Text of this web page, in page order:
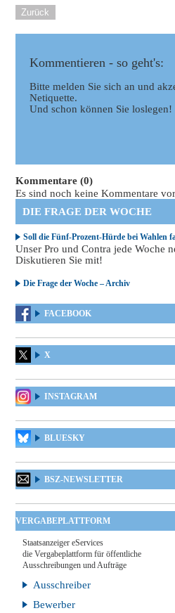
Zurück
Kommentieren - so geht's:
Bitte melden Sie sich an und
Netiquette.
Und schon können Sie loslegen!
Kommentare (0)
Es sind noch keine Kommentare
DIE FRAGE DER WOCHE
Soll die Fünf-Prozent-Hürde bei Wahlen
Unser Pro und Contra jede Woche
Diskutieren Sie mit!
Die Frage der Woche – Archiv
FACEBOOK
X
INSTAGRAM
BLUESKY
BSZ-NEWSLETTER
VERGABEPLATTFORM
Staatsanzeiger eServices
die Vergabeplattform für öffentliche
Ausschreibungen und Aufträge
Ausschreiber
Bewerber